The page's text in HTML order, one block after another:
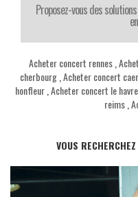
Proposez-vous des
Acheter concert rennes,
cherbourg Acheter concert
honfleur Acheter concert le havre
reims
VOUS